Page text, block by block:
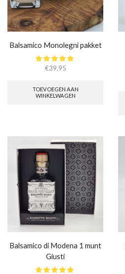
Balsamico Monolegni pakket
€39,95
TOEVOEGEN AAN
WINKELWAGEN
Balsamico di Modena 1 munt
Giusti